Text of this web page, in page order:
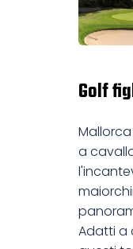
Golf
a
Adatti a